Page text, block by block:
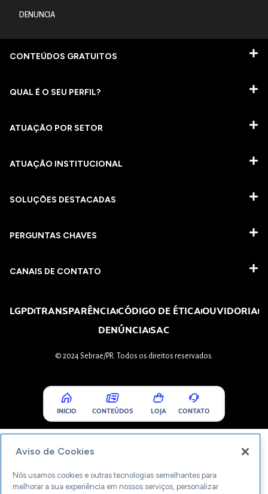
DENUNCIA
CONTEÚDOS GRATUITOS
QUAL É O SEU PERFIL?
ATUAÇÃO POR SETOR
ATUAÇÃO INSTITUCIONAL
SOLUÇÕES DESTACADAS
PERGUNTAS CHAVES​
CANAIS DE CONTATO
LGPDTRANSPARÊNCIACÓDIGO DE ÉTICAOUVIDORIA
DENÚNCIASAC
© 2024 Sebrae/PR. Todos os direitos reservados.
INICIO CONTEÚDOS LOJA CONTATO
Aviso de Cookies
Nós usamos cookies e outras tecnologias semelhantes para
melhorar a sua experiência em nossos serviços, personalizar